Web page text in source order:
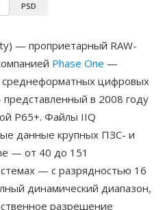
PSD
— проприетарный RAW-
Phase One —
среднеформатных цифровых
в 2008 году
P65+. Файлы IIQ
данные крупных ПЗС- и
— от 40 до 151
— с разрядностью 16
динамический диапазон,
разрешение